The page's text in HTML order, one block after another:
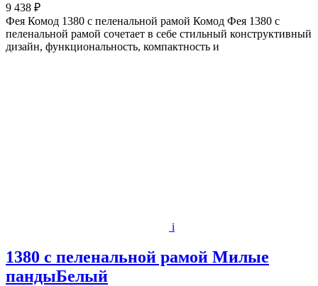
9 438 ₽
Фея Комод 1380 с пеленальной рамой Комод Фея 1380 с
пеленальной рамой сочетает в себе стильный конструктивный
дизайн, функциональность, компактность и
i
1380 с пеленальной рамой Милые
пандыБелый